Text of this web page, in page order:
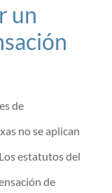
un
de
no se aplican
estatutos del
de